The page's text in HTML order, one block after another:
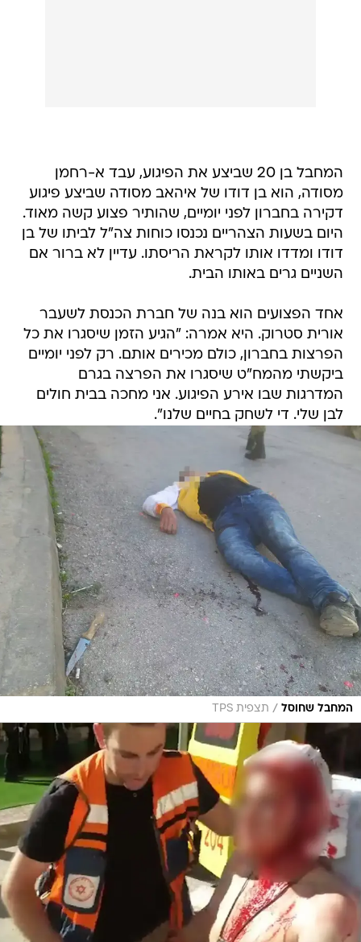
המחבל בן 20 שביצע את הפיגוע, עבד א-רחמן
מסודה, הוא בן דודו של איהאב מסודה שביצע פיגוע
דקירה בחברון לפני יומיים, שהותיר פצוע קשה מאוד.
היום בשעות הצהריים נכנסו כוחות צה"ל לביתו של בן
דודו ומדדו אותו לקראת הריסתו. עדיין לא ברור אם
השניים גרים באותו הבית.
אחד הפצועים הוא בנה של חברת הכנסת לשעבר
אורית סטרוק. היא אמרה: "הגיע הזמן שיסגרו את כל
הפרצות בחברון, כולם מכירים אותם. רק לפני יומיים
ביקשתי מהמח"ט שיסגרו את הפרצה בגרם
המדרגות שבו אירע הפיגוע. אני מחכה בבית חולים
לבן שלי. די לשחק בחיים שלנו".
המחבל שחוסל / תצפית TPS